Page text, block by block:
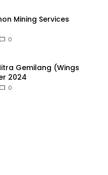
Mining Services
0
Gemilang (Wings
2024
0